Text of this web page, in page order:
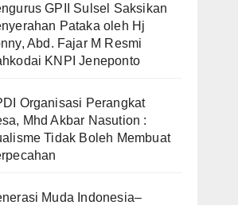
GPII Sulsel Saksikan
Pataka oleh Hj
Abd. Fajar M Resmi
KNPI Jeneponto
Organisasi Perangkat
Mhd Akbar Nasution :
Tidak Boleh Membuat
Muda Indonesia–